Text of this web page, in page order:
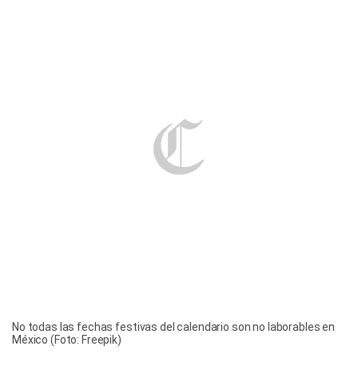
No todas las fechas festivas del calendario son no laborables en
México (Foto: Freepik)